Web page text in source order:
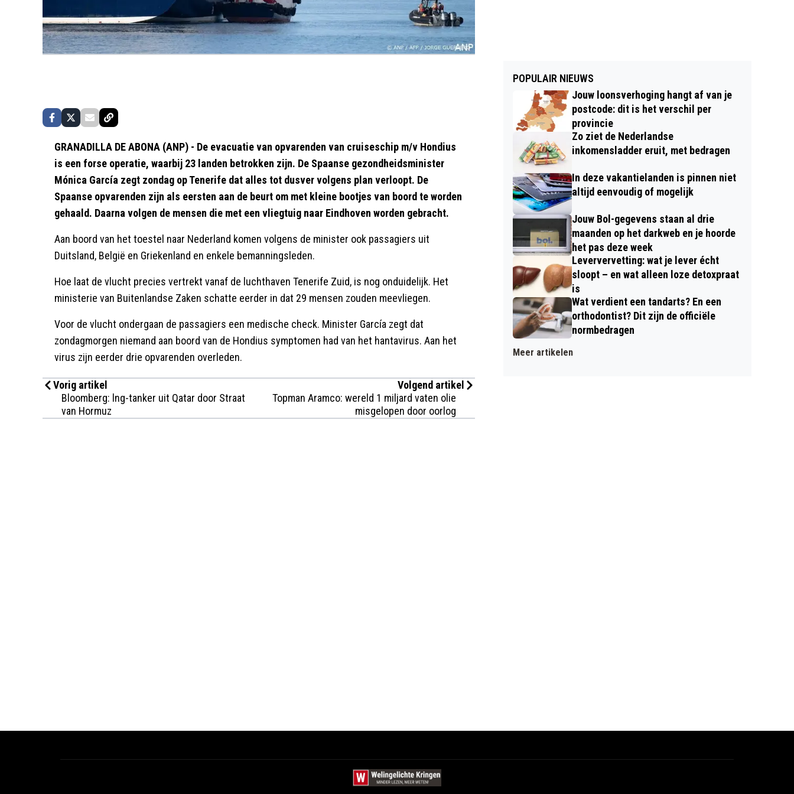
GRANADILLA DE ABONA (ANP) - De evacuatie van opvarenden van cruiseschip m/v Hondius
is een forse operatie, waarbij 23 landen betrokken zijn. De Spaanse gezondheidsminister
Mónica García zegt zondag op Tenerife dat alles tot dusver volgens plan verloopt. De
Spaanse opvarenden zijn als eersten aan de beurt om met kleine bootjes van boord te worden
gehaald. Daarna volgen de mensen die met een vliegtuig naar Eindhoven worden gebracht.
Aan boord van het toestel naar Nederland komen volgens de minister ook passagiers uit
Duitsland, België en Griekenland en enkele bemanningsleden.
Hoe laat de vlucht precies vertrekt vanaf de luchthaven Tenerife Zuid, is nog onduidelijk. Het
ministerie van Buitenlandse Zaken schatte eerder in dat 29 mensen zouden meevliegen.
Voor de vlucht ondergaan de passagiers een medische check. Minister García zegt dat
zondagmorgen niemand aan boord van de Hondius symptomen had van het hantavirus. Aan het
virus zijn eerder drie opvarenden overleden.
Vorig artikel
Bloomberg: lng-tanker uit Qatar door Straat
van Hormuz
Volgend artikel
Topman Aramco: wereld 1 miljard vaten olie
misgelopen door oorlog
POPULAIR NIEUWS
Jouw loonsverhoging hangt af van je
postcode: dit is het verschil per
provincie
Zo ziet de Nederlandse
inkomensladder eruit, met bedragen
In deze vakantielanden is pinnen niet
altijd eenvoudig of mogelijk
Jouw Bol-gegevens staan al drie
maanden op het darkweb en je hoorde
het pas deze week
Leververvetting: wat je lever écht
sloopt – en wat alleen loze detoxpraat
is
Wat verdient een tandarts? En een
orthodontist? Dit zijn de officiële
normbedragen
Meer artikelen